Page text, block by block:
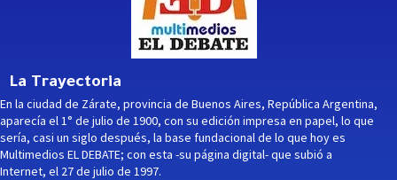
La Trayectoria
En la ciudad de Zárate, provincia de Buenos Aires, República Argentina,
aparecía el 1° de julio de 1900, con su edición impresa en papel, lo que
sería, casi un siglo después, la base fundacional de lo que hoy es
Multimedios EL DEBATE; con esta -su página digital- que subió a
Internet, el 27 de julio de 1997.